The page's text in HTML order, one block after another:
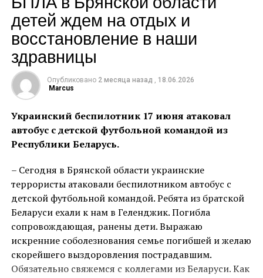
Теги: Губернатор
Источник:admkrai.krasnodar.ru
ПОХОЖЕЕ
ДАЛЬШЕ
Вениамин Кондратьев: Пострадавших при атаке
БПЛА в Брянской области детей ждем на отдых и
восстановление в наши здравницы
НЕ ПРОПУСТИ
построили и отремонтировали около 3 тысяч
километров трасс
детей ждем на отдых и
восстановление в наши
здравницы
Опубликовано 2 месяца назад , 18.06.2026
Marcus
Украинский беспилотник 17 июня атаковал
автобус с детской футбольной командой из
Республики Беларусь.
– Сегодня в Брянской области украинские
террористы атаковали беспилотником автобус с
детской футбольной командой. Ребята из братской
Беларуси ехали к нам в Геленджик. Погибла
сопровождающая, ранены дети. Выражаю
искренние соболезнования семье погибшей и желаю
скорейшего выздоровления пострадавшим.
Обязательно свяжемся с коллегами из Беларуси. Как